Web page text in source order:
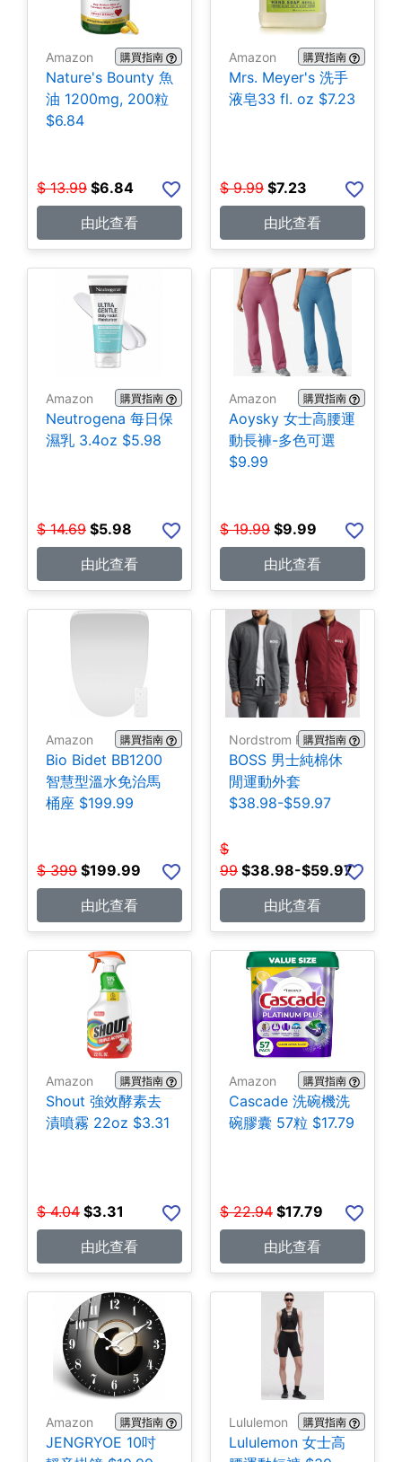
Amazon 購買指南
Nature's Bounty 魚
油 1200mg, 200粒
$6.84
$ 13.99 $6.84
由此查看
Amazon 購買指南
Mrs. Meyer's 洗手
液皂33 fl. oz $7.23
$ 9.99 $7.23
由此查看
Amazon 購買指南
Neutrogena 每日保
濕乳 3.4oz $5.98
$ 14.69 $5.98
由此查看
Amazon 購買指南
Aoysky 女士高腰運
動長褲-多色可選
$9.99
$ 19.99 $9.99
由此查看
Amazon 購買指南
Bio Bidet BB1200
智慧型溫水免治馬
桶座 $199.99
$ 399 $199.99
由此查看
Nordstrom Rack購買指南
BOSS 男士純棉休
閒運動外套
$38.98-$59.97
$
99 $38.98-$59.97
由此查看
Amazon 購買指南
Shout 強效酵素去
漬噴霧 22oz $3.31
$ 4.04 $3.31
由此查看
Amazon 購買指南
Cascade 洗碗機洗
碗膠囊 57粒 $17.79
$ 22.94 $17.79
由此查看
Amazon 購買指南
JENGRYOE 10吋
Lululemon 購買指南
Lululemon 女士高